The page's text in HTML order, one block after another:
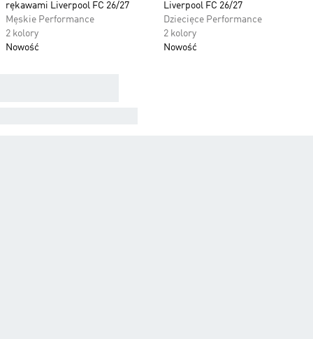
rękawami Liverpool FC 26/27
Męskie Performance
2 kolory
Nowość
Liverpool FC 26/27
Dziecięce Performance
2 kolory
Nowość